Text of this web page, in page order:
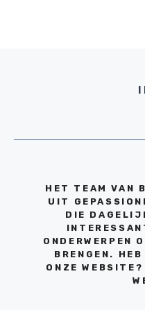
HET TEAM VAN
UIT
DIE
ONDERWERPEN
BRENGEN.
ONZE